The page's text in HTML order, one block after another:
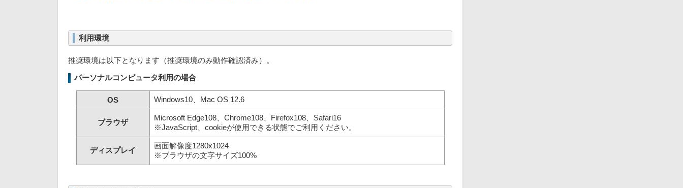
利用環境
推奨環境は以下となります（推奨環境のみ動作確認済み）。
パーソナルコンピュータ利用の場合
OS Windows10、Mac OS 12.6
ブラウザ
Microsoft Edge108、Chrome108、Firefox108、Safari16
※JavaScript、cookieが使用できる状態でご利用ください。
ディスプレイ
画面解像度1280x1024
※ブラウザの文字サイズ100%